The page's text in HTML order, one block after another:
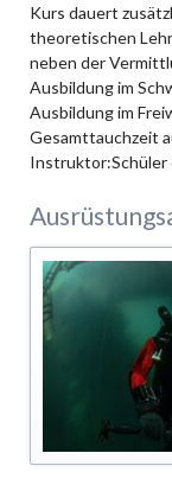
Kurs dauert
theoretischen
neben der
Ausbildung im
Ausbildung im
Gesamttauchzeit
Instruktor:Schüler